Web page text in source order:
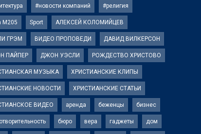
#новости компаний #религия
M205 Sport АЛЕКСЕЙ КОЛОМИЙЦЕВ
ГРЭМ ВИДЕО ПРОПОВЕДИ ДАВИД ВИЛКЕРСОН
ПАЙПЕР ДЖОН УЭСЛИ РОЖДЕСТВО ХРИСТОВО
МУЗЫКА ХРИСТИАНСКИЕ КЛИПЫ
НОВОСТИ ХРИСТИАНСКИЕ СТАТЬИ
ВИДЕО аренда беженцы бизнес
бюро вера гаджеты дом